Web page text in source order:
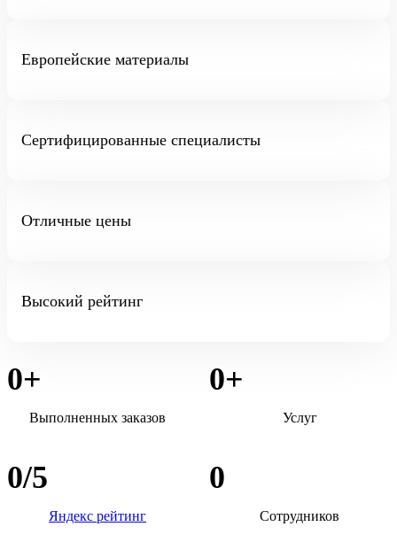
Европейские материалы
Сертифицированные специалисты
Отличные цены
Высокий рейтинг
0+
Выполненных заказов
0+
Услуг
0/5
Яндекс рейтинг
0
Сотрудников